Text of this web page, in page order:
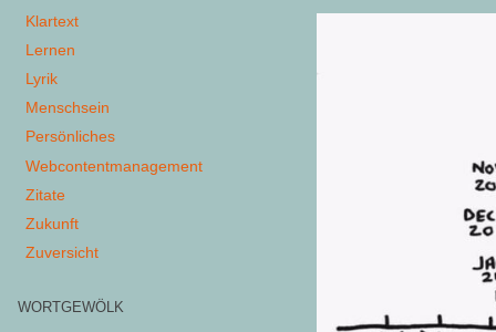
Klartext
Lernen
Lyrik
Menschsein
Persönliches
Webcontentmanagement
Zitate
Zukunft
Zuversicht
WORTGEWÖLK